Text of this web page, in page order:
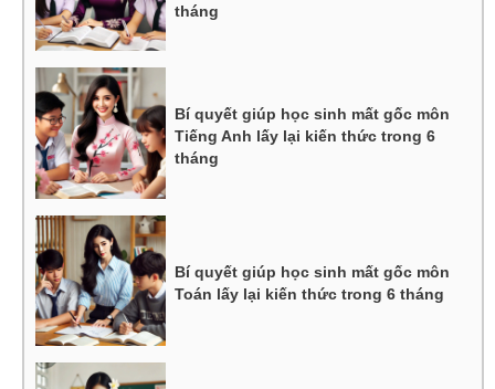
tháng
Bí quyết giúp học sinh mất gốc môn
Tiếng Anh lấy lại kiến thức trong 6
tháng
Bí quyết giúp học sinh mất gốc môn
Toán lấy lại kiến thức trong 6 tháng